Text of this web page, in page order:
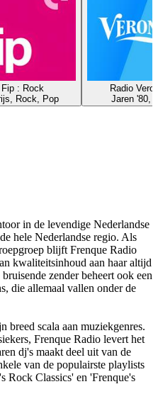
Fip : Rock
Rock, Pop
Radio
Jaren '80,
in de levendige Nederlandse
hele Nederlandse regio. Als
blijft Frenque Radio
kwaliteitsinhoud aan haar altijd
zender beheert ook een
die allemaal vallen onder de
breed scala aan muziekgenres.
Frenque Radio levert het
dj's maakt deel uit van de
van de populairste playlists
Rock Classics' en 'Frenque's